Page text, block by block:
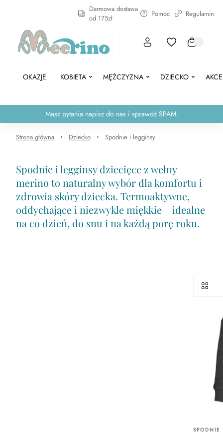
Darmowa dostawa
od 175zł
Pomoc Regulamin
OKAZJE KOBIETA MĘŻCZYZNA DZIECKO
Masz pytania napisz do nas i sprawdź SPAM.
Strona główna Dziecko Spodnie i legginsy
Spodnie i legginsy dziecięce z wełny
merino to naturalny wybór dla komfortu i
zdrowia skóry dziecka. Termoaktywne,
oddychające i niezwykle miękkie – idealne
na co dzień, do snu i na każdą porę roku.